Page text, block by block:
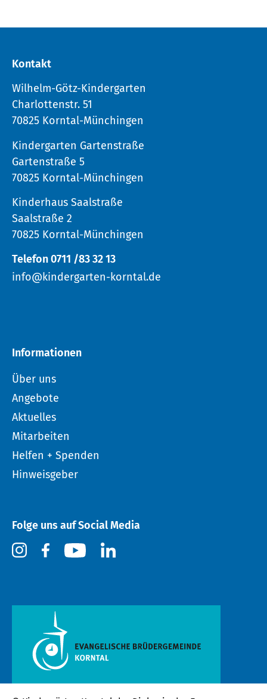
Kontakt
Wilhelm-Götz-Kindergarten
Charlottenstr. 51
70825 Korntal-Münchingen
Kindergarten Gartenstraße
Gartenstraße 5
70825 Korntal-Münchingen
Kinderhaus Saalstraße
Saalstraße 2
70825 Korntal-Münchingen
Telefon 0711 /83 32 13
info@kindergarten-korntal.de
Informationen
Über uns
Angebote
Aktuelles
Mitarbeiten
Helfen + Spenden
Hinweisgeber
Folge uns auf Social Media